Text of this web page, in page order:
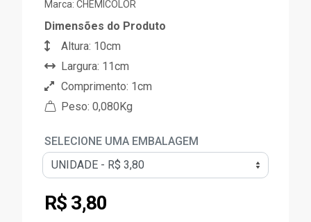
Marca: CHEMICOLOR
Dimensões do Produto
Altura: 10cm
Largura: 11cm
Comprimento: 1cm
Peso: 0,080Kg
SELECIONE UMA EMBALAGEM
R$ 3,80